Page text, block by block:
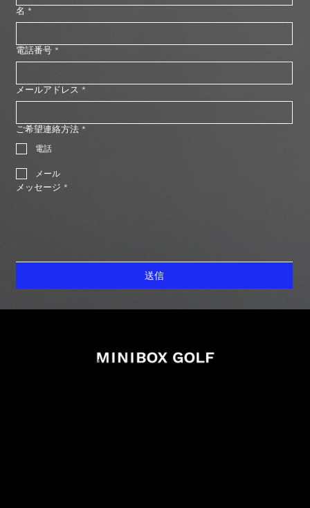
名 *
電話番号 *
メールアドレス *
ご希望連絡方法 *
電話
メール
メッセージ *
送信
info@miniboxgolf.com